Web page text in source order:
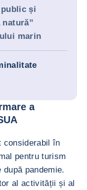
și
marin
a
considerabil în
pentru turism
pandemie.
al activității și al